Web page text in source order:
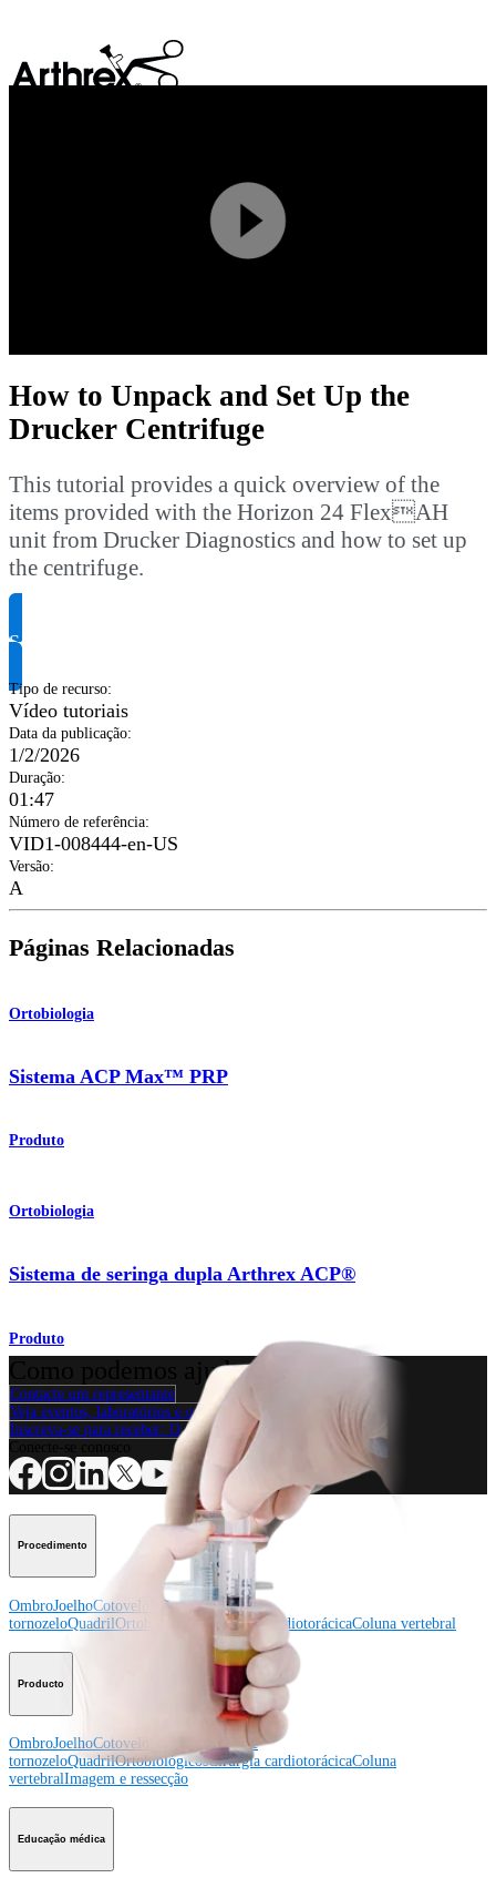
Play
Video
How to Unpack and Set Up the
Drucker Centrifuge
This tutorial provides a quick overview of the
items provided with the Horizon 24 FlexAH
unit from Drucker Diagnostics and how to set up
the centrifuge.
Solicite informação do produto
Tipo de recurso:
Vídeo tutoriais
Data da publicação:
1/2/2026
Duração:
01:47
Número de referência:
VID1-008444-en-US
Versão:
A
Páginas Relacionadas
Ortobiologia
Sistema ACP Max™ PRP
Produto
Ortobiologia
Sistema de seringa dupla Arthrex ACP®
Produto
Como podemos ajudar?
Contacte um representante
Veja eventos, laboratórios e oportunidades educacionais
Inscreva-se para receber: O que há de novo na Arthrex?
Procedimento
OmbroJoelhoCotovelo Mão e punhoPé e
tornozeloQuadrilOrtobiológicos Cirurgia cardiotorácicaColuna vertebral
Producto
OmbroJoelhoCotovelo Mão e punhoPé e
tornozeloQuadrilOrtobiológicosCirurgia cardiotorácicaColuna
vertebralImagem e ressecção
Educação médica